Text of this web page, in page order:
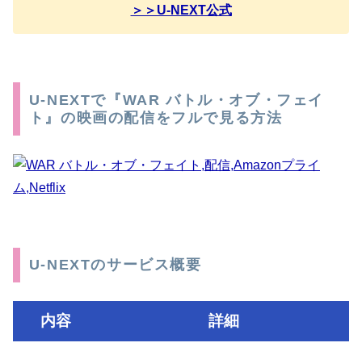
＞＞U-NEXT公式
U-NEXTで『WAR バトル・オブ・フェイ
ト』の映画の配信をフルで見る方法
U-NEXTのサービス概要
内容 詳細